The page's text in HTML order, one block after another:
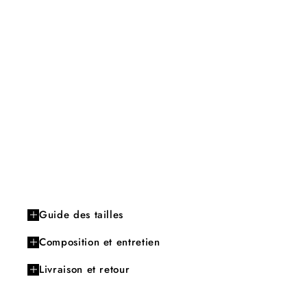
Guide des tailles
Composition et entretien
Livraison et retour